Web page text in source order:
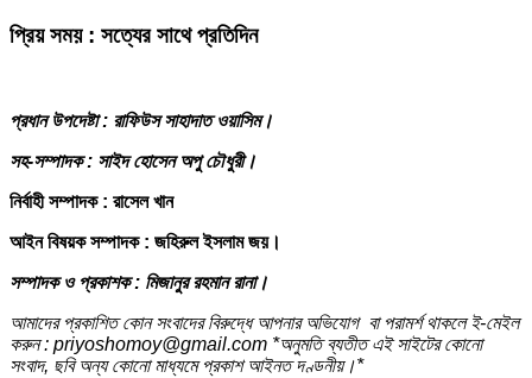
প্রিয় সময় : সত্যের সাথে প্রতিদিন
প্রধান উপদেষ্টা : রাফিউস সাহাদাত ওয়াসিম।
সহ-সম্পাদক : সাইদ হোসেন অপু চৌধুরী।
নির্বাহী সম্পাদক : রাসেল খান
আইন বিষয়ক সম্পাদক : জহিরুল ইসলাম জয়।
সম্পাদক ও প্রকাশক : মিজানুর রহমান রানা।
আমাদের প্রকাশিত কোন সংবাদের বিরুদ্ধে আপনার অভিযোগ বা পরামর্শ থাকলে ই-মেইল
করুন : priyoshomoy@gmail.com *অনুমতি ব্যতীত এই সাইটের কোনো
সংবাদ, ছবি অন্য কোনো মাধ্যমে প্রকাশ আইনত দণ্ডনীয়।*